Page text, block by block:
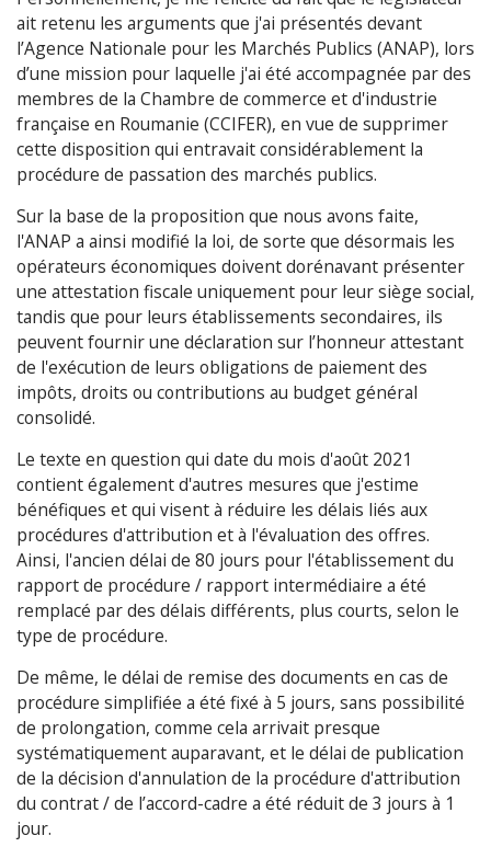
ait retenu les arguments que j'ai présentés devant
l’Agence Nationale pour les Marchés Publics (ANAP), lors
d’une mission pour laquelle j'ai été accompagnée par des
membres de la Chambre de commerce et d'industrie
française en Roumanie (CCIFER), en vue de supprimer
cette disposition qui entravait considérablement la
procédure de passation des marchés publics.
Sur la base de la proposition que nous avons faite,
l'ANAP a ainsi modifié la loi, de sorte que désormais les
opérateurs économiques doivent dorénavant présenter
une attestation fiscale uniquement pour leur siège social,
tandis que pour leurs établissements secondaires, ils
peuvent fournir une déclaration sur l’honneur attestant
de l'exécution de leurs obligations de paiement des
impôts, droits ou contributions au budget général
consolidé.
Le texte en question qui date du mois d'août 2021
contient également d'autres mesures que j'estime
bénéfiques et qui visent à réduire les délais liés aux
procédures d'attribution et à l'évaluation des offres.
Ainsi, l'ancien délai de 80 jours pour l'établissement du
rapport de procédure / rapport intermédiaire a été
remplacé par des délais différents, plus courts, selon le
type de procédure.
De même, le délai de remise des documents en cas de
procédure simplifiée a été fixé à 5 jours, sans possibilité
de prolongation, comme cela arrivait presque
systématiquement auparavant, et le délai de publication
de la décision d'annulation de la procédure d'attribution
du contrat / de l’accord-cadre a été réduit de 3 jours à 1
jour.